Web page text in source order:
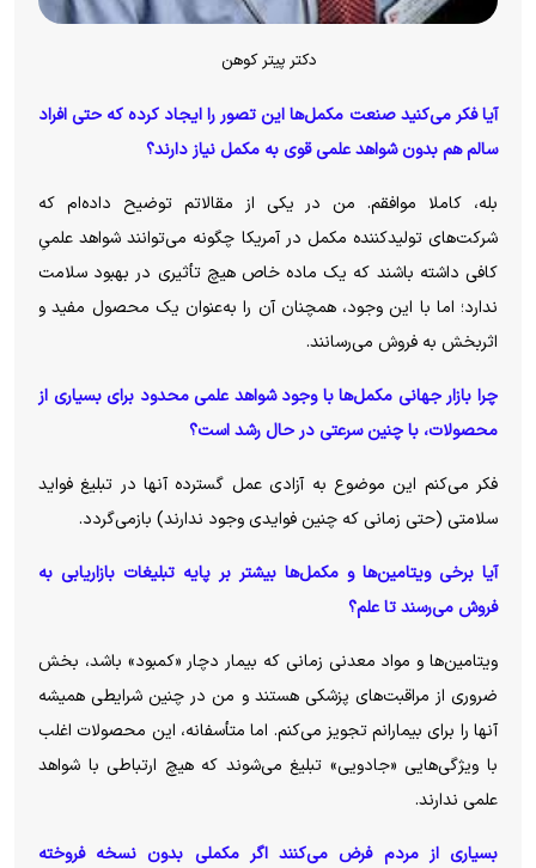
دکتر پیتر کوهن
آیا فکر می‌کنید صنعت مکمل‌ها این تصور را ایجاد کرده که حتی افراد
سالم هم بدون شواهد علمی قوی به مکمل نیاز دارند؟
بله، کاملا موافقم. من در یکی از مقالاتم توضیح داده‌ام که
شرکت‌های تولیدکننده مکمل در آمریکا چگونه می‌توانند شواهد علمیِ
کافی داشته باشند که یک ماده خاص هیچ تأثیری در بهبود سلامت
ندارد؛ اما با این وجود، همچنان آن را به‌عنوان یک محصول مفید و
اثربخش به فروش می‌رسانند.
چرا بازار جهانی مکمل‌ها با وجود شواهد علمی محدود برای بسیاری از
محصولات، با چنین سرعتی در حال رشد است؟
فکر می‌کنم این موضوع به آزادی عمل گسترده آنها در تبلیغ فواید
سلامتی (حتی زمانی که چنین فوایدی وجود ندارند) بازمی‌گردد.
آیا برخی ویتامین‌ها و مکمل‌ها بیشتر بر پایه تبلیغات بازاریابی به
فروش می‌رسند تا علم؟
ویتامین‌ها و مواد معدنی زمانی که بیمار دچار «کمبود» باشد، بخش
ضروری از مراقبت‌های پزشکی هستند و من در چنین شرایطی همیشه
آنها را برای بیمارانم تجویز می‌کنم. اما متأسفانه، این محصولات اغلب
با ویژگی‌هایی «جادویی» تبلیغ می‌شوند که هیچ ارتباطی با شواهد
علمی ندارند.
بسیاری از مردم فرض می‌کنند اگر مکملی بدون نسخه فروخته